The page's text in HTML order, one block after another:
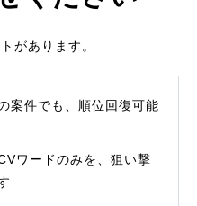
があります。
案件でも、順位回復可能
ワードのみを、狙い撃